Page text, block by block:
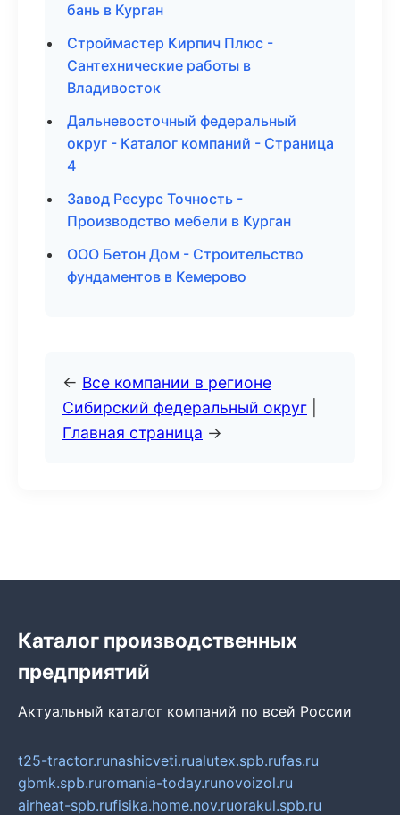
бань в Курган
Строймастер Кирпич Плюс -
Сантехнические работы в
Владивосток
Дальневосточный федеральный
округ - Каталог компаний - Страница
4
Завод Ресурс Точность -
Производство мебели в Курган
ООО Бетон Дом - Строительство
фундаментов в Кемерово
← Все компании в регионе
Сибирский федеральный округ
Главная страница →
Каталог производственных
предприятий
Актуальный каталог компаний по всей России
t25-tractor.runashicveti.rualutex.spb.rufas.ru
gbmk.spb.ruromania-today.runovoizol.ru
airheat-spb.rufisika.home.nov.ruorakul.spb.ru